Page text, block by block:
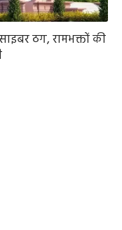
ठग, रामभक्तों की